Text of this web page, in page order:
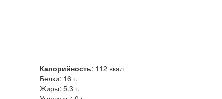
Калорийность: 112 ккал
Белки: 16 г.
Жиры: 5.3 г.